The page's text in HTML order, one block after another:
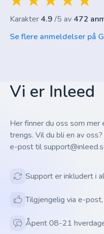
Karakter 4.9 /5 av 472
Se flere anmeldelser på
Vi er Inleed
Her finner du oss som
trengs. Vil du bli en av
e-post til
Support er inkludert i
Tilgjengelig via e-
Åpent 08-21